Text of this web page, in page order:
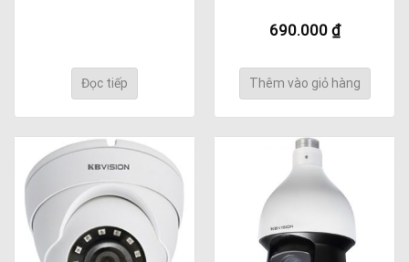
Đọc tiếp
690.000 ₫
Thêm vào giỏ hàng